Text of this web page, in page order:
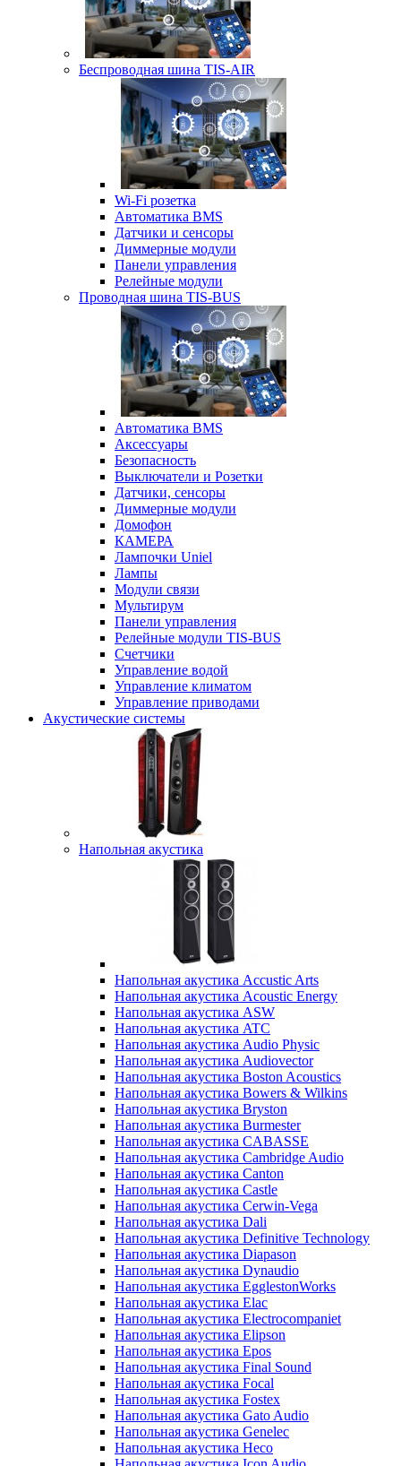
Беспроводная шина TIS-AIR
Wi-Fi розетка
Автоматика BMS
Датчики и сенсоры
Диммерные модули
Панели управления
Релейные модули
Проводная шина TIS-BUS
Автоматика BMS
Аксессуары
Безопасность
Выключатели и Розетки
Датчики, сенсоры
Диммерные модули
Домофон
КАМЕРА
Лампочки Uniel
Лампы
Модули связи
Мультирум
Панели управления
Релейные модули TIS-BUS
Счетчики
Управление водой
Управление климатом
Управление приводами
Акустические системы
Напольная акустика
Напольная акустика Accustic Arts
Напольная акустика Acoustic Energy
Напольная акустика ASW
Напольная акустика ATC
Напольная акустика Audio Physic
Напольная акустика Audiovector
Напольная акустика Boston Acoustics
Напольная акустика Bowers & Wilkins
Напольная акустика Bryston
Напольная акустика Burmester
Напольная акустика CABASSE
Напольная акустика Cambridge Audio
Напольная акустика Canton
Напольная акустика Castle
Напольная акустика Cerwin-Vega
Напольная акустика Dali
Напольная акустика Definitive Technology
Напольная акустика Diapason
Напольная акустика Dynaudio
Напольная акустика EgglestonWorks
Напольная акустика Elac
Напольная акустика Electrocompaniet
Напольная акустика Elipson
Напольная акустика Epos
Напольная акустика Final Sound
Напольная акустика Focal
Напольная акустика Fostex
Напольная акустика Gato Audio
Напольная акустика Genelec
Напольная акустика Heco